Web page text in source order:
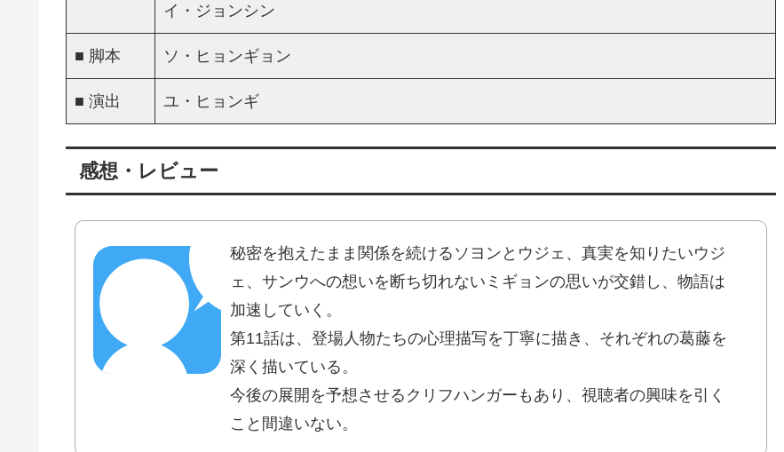
イ・ジョンシン
■ 脚本 ソ・ヒョンギョン
■ 演出 ユ・ヒョンギ
感想・レビュー
秘密を抱えたまま関係を続けるソヨンとウジェ、真実を知りたいウジ
ェ、サンウへの想いを断ち切れないミギョンの思いが交錯し、物語は
加速していく。
第11話は、登場人物たちの心理描写を丁寧に描き、それぞれの葛藤を
深く描いている。
今後の展開を予想させるクリフハンガーもあり、視聴者の興味を引く
こと間違いない。